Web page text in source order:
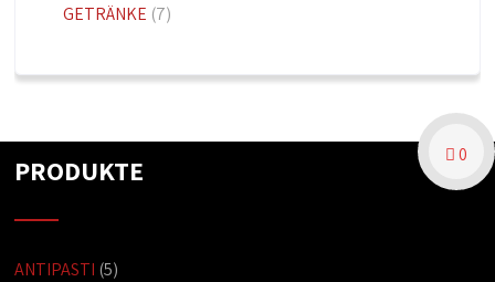
GETRÄNKE (7)
PRODUKTE
ANTIPASTI (5)
0